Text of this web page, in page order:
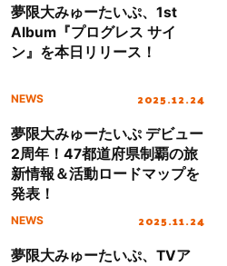
スアニ！LIVE
2026”SATURDAY STAGE 速
報レポート！
夢限大みゅーたいぷ、1st
Album『プログレス サイ
ン』を本日リリース！
NEWS 2025.12.24
夢限大みゅーたいぷ デビュー
2周年！47都道府県制覇の旅
新情報＆活動ロードマップを
発表！
NEWS 2025.11.24
夢限大みゅーたいぷ、TVア